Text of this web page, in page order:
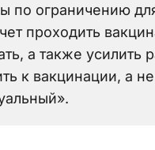
по ограничению
проходить
а также усилить
к вакцинации, а